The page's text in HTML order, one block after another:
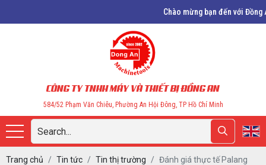
Chào mừng bạn đến với Đồng An,
CÔNG TY TNHH MÁY VÀ THIẾT BỊ ĐỒNG AN
584/52 Phạm Văn Chiêu, Phường An Hội Đông, TP Hồ Chí Minh
Trang chủ Tin tức Tin thị trường
Đánh giá thực tế Palang